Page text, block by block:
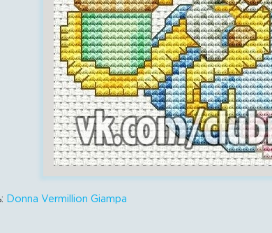
Donna Vermillion Giampa